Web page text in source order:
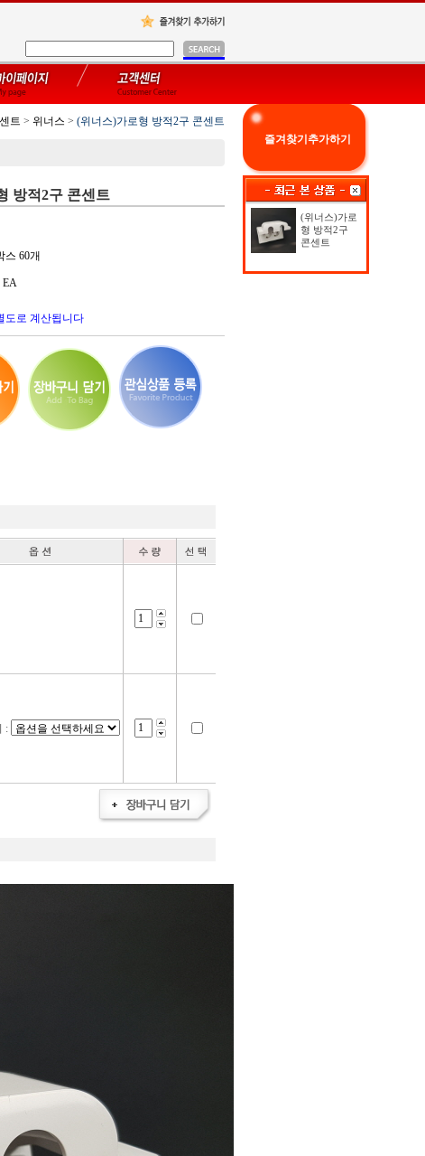
트 > 위너스 > (위너스)가로형 방적2구 콘센트
방적2구 콘센트
스 60개
EA
도로 계산됩니다
:
즐겨찾기추가하기
(위너스)가로
형 방적2구
콘센트